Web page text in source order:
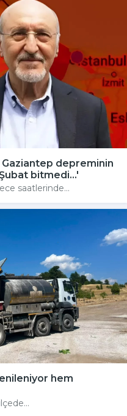
depreminin
bitmedi...'
saatlerinde...
hem